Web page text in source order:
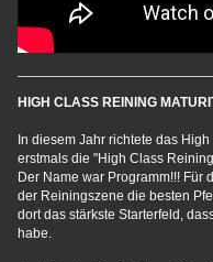
HIGH CLASS REINING
In diesem Jahr richtete das
erstmals die "High Class
Der Name war Programm!!! Für
der Reiningszene die besten
dort das stärkste Starterfeld,
habe.